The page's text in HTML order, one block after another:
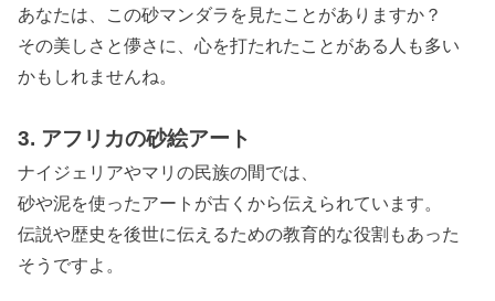
あなたは、この砂マンダラを見たことがありますか？
その美しさと儚さに、心を打たれたことがある人も多い
かもしれませんね。
3. アフリカの砂絵アート
ナイジェリアやマリの民族の間では、
砂や泥を使ったアートが古くから伝えられています。
伝説や歴史を後世に伝えるための教育的な役割もあった
そうですよ。